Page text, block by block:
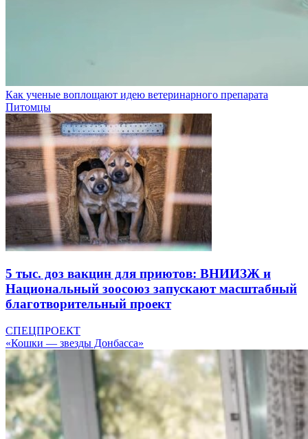
Как ученые воплощают идею ветеринарного препарата
Питомцы
5 тыс. доз вакцин для приютов: ВНИИЗЖ и
Национальный зоосоюз запускают масштабный
благотворительный проект
СПЕЦПРОЕКТ
«Кошки — звезды Донбасса»